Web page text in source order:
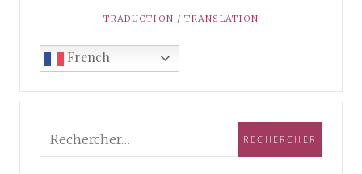
TRADUCTION / TRANSLATION
French